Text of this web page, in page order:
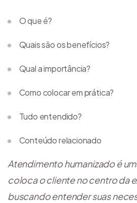
Atendimento humanizado é
coloca o cliente no centro da
buscando entender suas
O que é?
Quais são os benefícios?
Qual a importância?
Como colocar em prática?
Tudo entendido?
Conteúdo relacionado